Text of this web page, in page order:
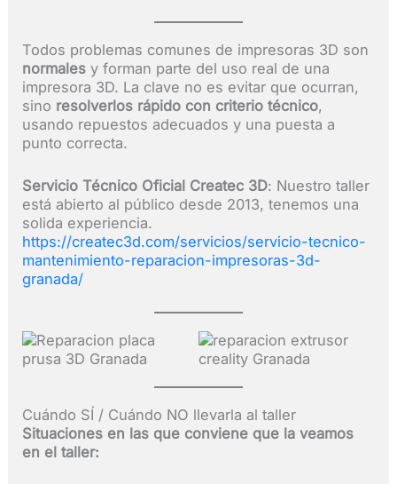
Todos problemas comunes de impresoras 3D son
normales y forman parte del uso real de una
impresora 3D. La clave no es evitar que ocurran,
sino resolverlos rápido con criterio técnico,
usando repuestos adecuados y una puesta a
punto correcta.
Servicio Técnico Oficial Createc 3D: Nuestro taller
está abierto al público desde 2013, tenemos una
solida experiencia.
https://createc3d.com/servicios/servicio-tecnico-
mantenimiento-reparacion-impresoras-3d-
granada/
Cuándo SÍ / Cuándo NO llevarla al taller
Situaciones en las que conviene que la veamos
en el taller: